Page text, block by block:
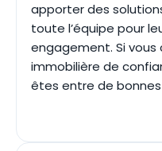
apporter des
toute l’équipe pour
engagement. Si
immobilière de
êtes entre de